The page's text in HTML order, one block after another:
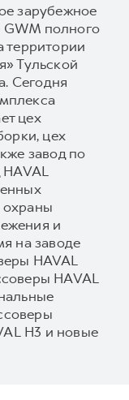
зарубежное
полного
территории
Тульской
Сегодня
цех
цех
завод по
HAVAL
и
на заводе
HAVAL
HAVAL
H3 и новые